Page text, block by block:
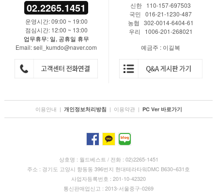
02.2265.1451
운영시간: 09:00 ~ 19:00
점심시간: 12:00 ~ 13:00
업무휴무: 일, 공휴일 휴무
Email: seil_kumdo@naver.com
신한 110-157-697503
국민 016-21-1230-487
농협 302-0014-6404-61
우리 1006-201-268021
예금주 : 이길복
이용안내 | 개인정보처리방침 | 이용약관 | PC Ver 바로가기
상호명 : 월드베스트 / 전화 : 02)2265-1451
주소 : 경기도 고양시 향동동 396번지 현대테라타워DMC B630~631호
사업자등록번호 : 201-10-42320
통신판매업신고 : 2013-서울중구-0269